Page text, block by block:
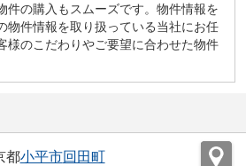
件の購入もスムーズです。物件情報を
物件情報を取り扱っている当社にお任
様のこだわりやご要望に合わせた物件
都小平市回田町